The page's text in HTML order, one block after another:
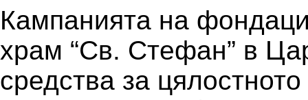
Кампанията на
храм “Св. Стефан” в
средства за